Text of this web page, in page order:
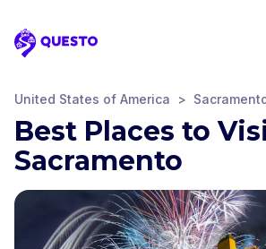
Questo
United States of America >
Best Places to
Sacramento